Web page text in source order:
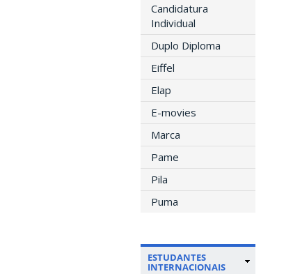
Candidatura
Individual
Duplo Diploma
Eiffel
Elap
E-movies
Marca
Pame
Pila
Puma
ESTUDANTES
INTERNACIONAIS